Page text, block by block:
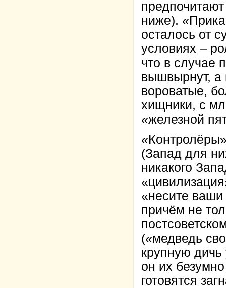
ниже).
осталось от
условиях –
что в случае
вышвырнут, а
вороватые,
хищники, с
«железной
(Запад для
никакого
«несите
причём не
(«медведь
крупную
он их
готовятся